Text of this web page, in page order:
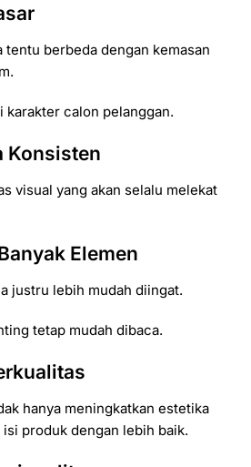
tentu berbeda dengan kemasan
karakter calon pelanggan.
Konsisten
visual yang akan selalu melekat
Elemen
justru lebih mudah diingat.
tetap mudah dibaca.
hanya meningkatkan estetika
produk dengan lebih baik.